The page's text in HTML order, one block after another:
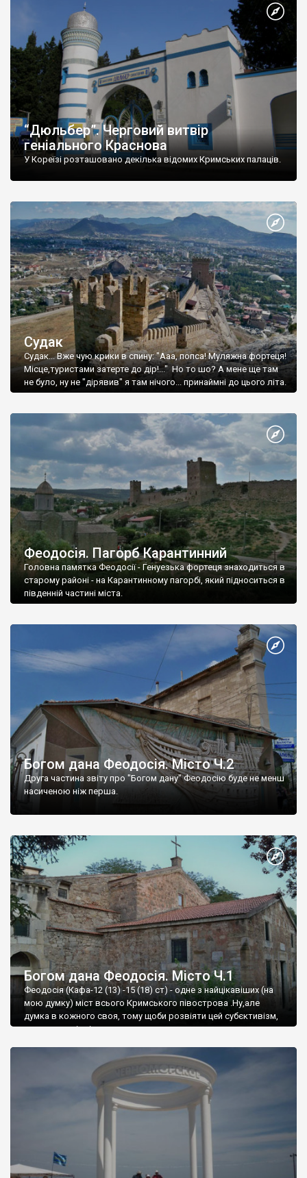
“Дюльбер”. Черговий витвір
геніального Краснова
У Кореїзі розташовано декілька відомих Кримських палаців.
Судак
Судак... Вже чую крики в спину: "Ааа, попса! Муляжна фортеця!
Місце,туристами затерте до дір!..." Но то шо? А мене ще там
не було, ну не "дірявив" я там нічого... принаймні до цього літа.
Феодосія. Пагорб Карантинний
Головна памятка Феодосії - Генуезька фортеця знаходиться в
старому районі - на Карантинному пагорбі, який підноситься в
південній частині міста.
Богом дана Феодосія. Місто Ч.2
Друга частина звіту про "Богом дану" Феодосію буде не менш
насиченою ніж перша.
Богом дана Феодосія. Місто Ч.1
Феодосія (Кафа-12 (13) -15 (18) ст) - одне з найцікавіших (на
мою думку) міст всього Кримського півострова .Ну,але
думка в кожного своя, тому щоби розвіяти цей субєктивізм,
запрошую відвідати це